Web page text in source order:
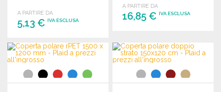
A PARTIRE DA
5,13 € IVA ESCLUSA
ORDINARE
Richiedi un preventivo
A PARTIRE DA
16,85 €IVA ESCLUSA
Richiedi un preventivo